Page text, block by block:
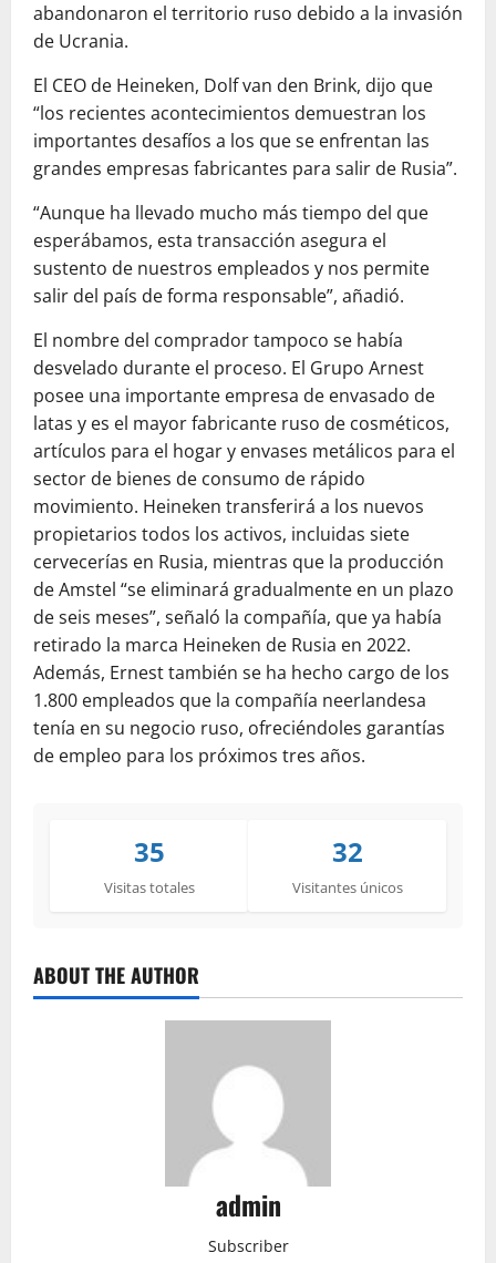
abandonaron el territorio ruso debido a la invasión
de Ucrania.
El CEO de Heineken, Dolf van den Brink, dijo que
“los recientes acontecimientos demuestran los
importantes desafíos a los que se enfrentan las
grandes empresas fabricantes para salir de Rusia”.
“Aunque ha llevado mucho más tiempo del que
esperábamos, esta transacción asegura el
sustento de nuestros empleados y nos permite
salir del país de forma responsable”, añadió.
El nombre del comprador tampoco se había
desvelado durante el proceso. El Grupo Arnest
posee una importante empresa de envasado de
latas y es el mayor fabricante ruso de cosméticos,
artículos para el hogar y envases metálicos para el
sector de bienes de consumo de rápido
movimiento. Heineken transferirá a los nuevos
propietarios todos los activos, incluidas siete
cervecerías en Rusia, mientras que la producción
de Amstel “se eliminará gradualmente en un plazo
de seis meses”, señaló la compañía, que ya había
retirado la marca Heineken de Rusia en 2022.
Además, Ernest también se ha hecho cargo de los
1.800 empleados que la compañía neerlandesa
tenía en su negocio ruso, ofreciéndoles garantías
de empleo para los próximos tres años.
35
Visitas totales
32
Visitantes únicos
ABOUT THE AUTHOR
admin
Subscriber